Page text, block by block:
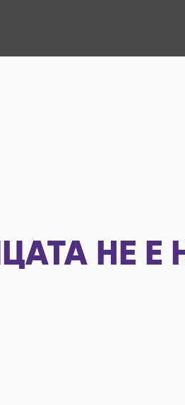
НЕ Е